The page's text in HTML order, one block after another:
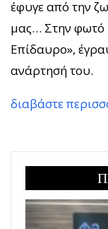
έφυγε από την
μας… Στην φωτό
Επίδαυρο»,
ανάρτησή του.
διαβάστε